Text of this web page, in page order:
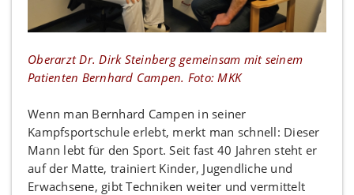
Oberarzt Dr. Dirk Steinberg gemeinsam mit seinem
Patienten Bernhard Campen. Foto: MKK
Wenn man Bernhard Campen in seiner
Kampfsportschule erlebt, merkt man schnell: Dieser
Mann lebt für den Sport. Seit fast 40 Jahren steht er
auf der Matte, trainiert Kinder, Jugendliche und
Erwachsene, gibt Techniken weiter und vermittelt